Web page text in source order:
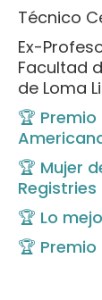
Técnico
Ex-
Facultad
de Loma
🏆
🏆 Mujer
🏆 Lo
🏆